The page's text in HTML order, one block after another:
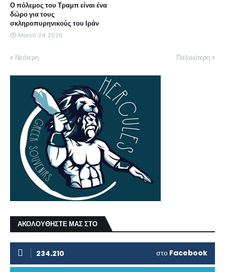
Ο πόλεμος του Τραμπ είναι ένα
δώρο για τους
σκληροπυρηνικούς του Ιράν
March 24, 2026
Νεότερη Παλαιότερη
ΑΚΟΛΟΥΘΗΣΤΕ ΜΑΣ ΣΤΟ
234.210 στο Facebook